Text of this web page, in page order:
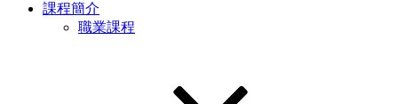
課程簡介
職業課程